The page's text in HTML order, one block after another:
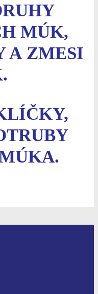
MÚK,
A ZMESI